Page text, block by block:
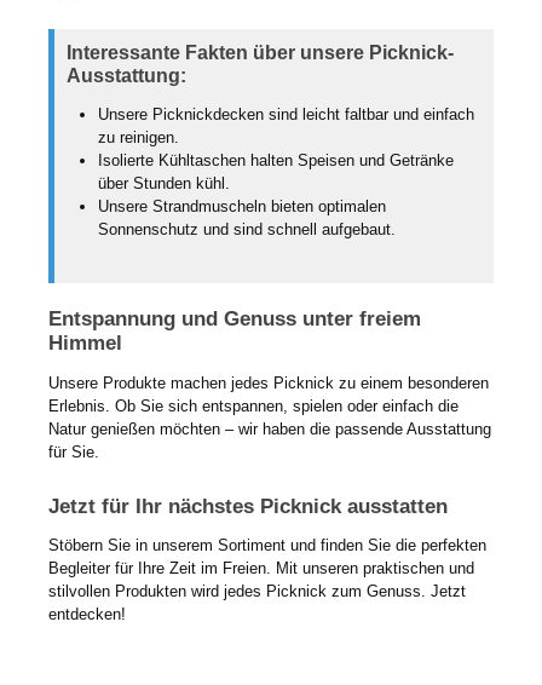
Interessante Fakten über unsere Picknick-
Ausstattung:
Unsere Picknickdecken sind leicht faltbar und einfach
zu reinigen.
Isolierte Kühltaschen halten Speisen und Getränke
über Stunden kühl.
Unsere Strandmuscheln bieten optimalen
Sonnenschutz und sind schnell aufgebaut.
Entspannung und Genuss unter freiem
Himmel
Unsere Produkte machen jedes Picknick zu einem besonderen
Erlebnis. Ob Sie sich entspannen, spielen oder einfach die
Natur genießen möchten – wir haben die passende Ausstattung
für Sie.
Jetzt für Ihr nächstes Picknick ausstatten
Stöbern Sie in unserem Sortiment und finden Sie die perfekten
Begleiter für Ihre Zeit im Freien. Mit unseren praktischen und
stilvollen Produkten wird jedes Picknick zum Genuss. Jetzt
entdecken!